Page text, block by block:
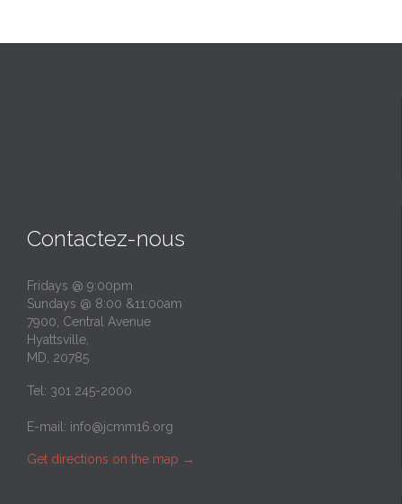
Contactez-nous
Fridays @ 9:00pm
Sundays @ 8:00 &11:00am
7900, Central Avenue
Hyattsville,
MD, 20785
Tel: 301 245-2000
E-mail: info@jcmm16.org
Get directions on the map →